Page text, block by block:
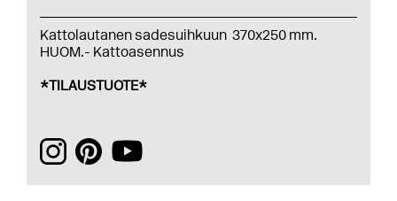
Kattolautanen sadesuihkuun 370x250 mm.
HUOM.- Kattoasennus
*TILAUSTUOTE*